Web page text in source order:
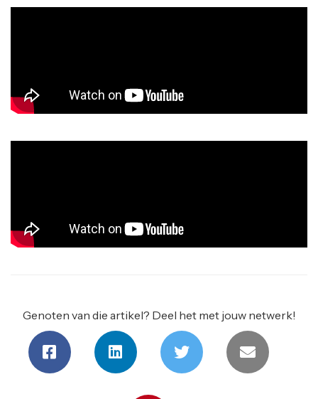
Genoten van die artikel? Deel het met jouw netwerk!